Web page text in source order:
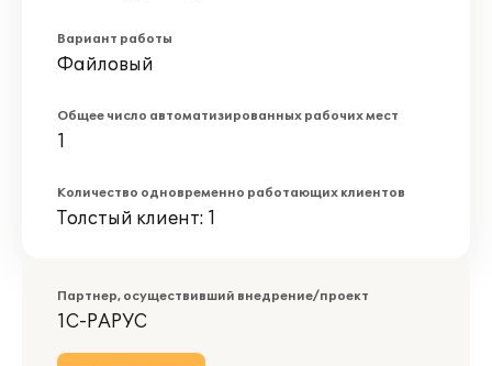
Вариант работы
Файловый
Общее число автоматизированных рабочих мест
1
Количество одновременно работающих клиентов
Толстый клиент: 1
Партнер, осуществивший внедрение/проект
1С-РАРУС